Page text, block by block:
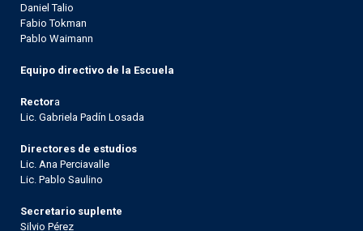
Daniel Talio
Fabio Tokman
Pablo Waimann
Equipo directivo de la Escuela
Rectora
Lic. Gabriela Padín Losada
Directores de estudios
Lic. Ana Perciavalle
Lic. Pablo Saulino
Secretario suplente
Silvio Pérez